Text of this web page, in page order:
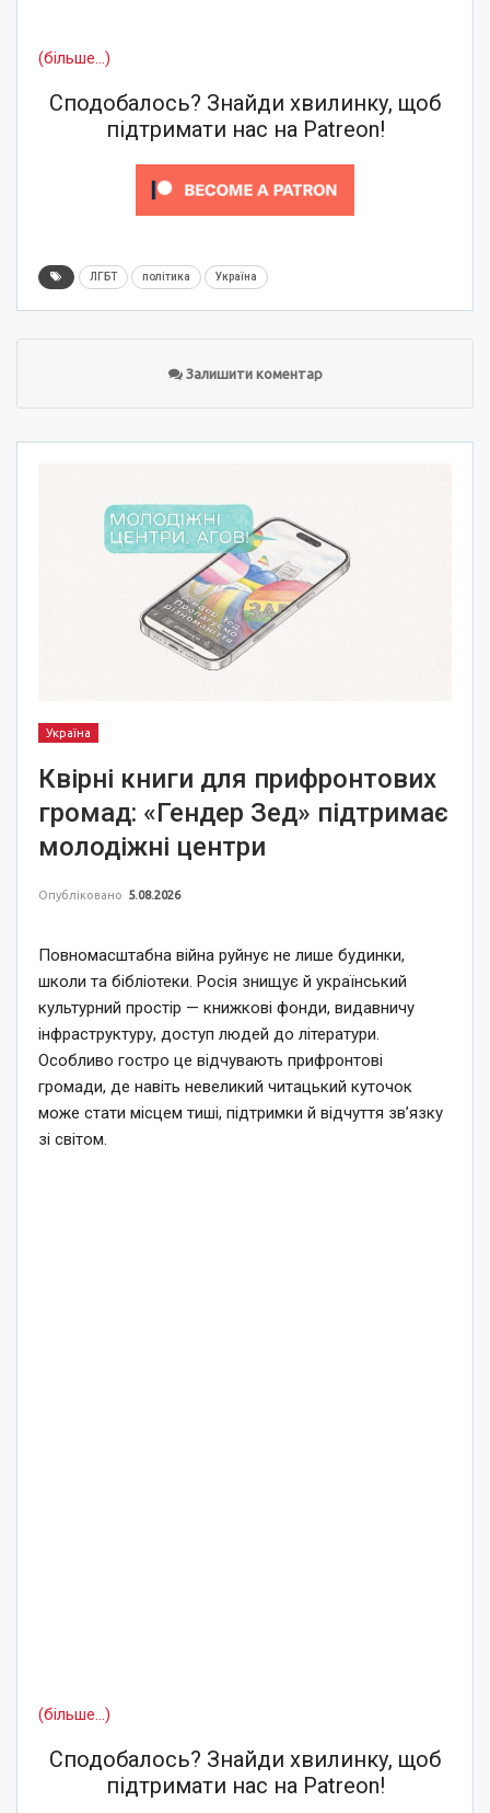
(більше…)
Сподобалось? Знайди хвилинку, щоб
підтримати нас на Patreon!
ЛГБТ політика Україна
Залишити коментар
Україна
Квірні книги для прифронтових
громад: «Гендер Зед» підтримає
молодіжні центри
Опубліковано 5.08.2026
Повномасштабна війна руйнує не лише будинки,
школи та бібліотеки. Росія знищує й український
культурний простір — книжкові фонди, видавничу
інфраструктуру, доступ людей до літератури.
Особливо гостро це відчувають прифронтові
громади, де навіть невеликий читацький куточок
може стати місцем тиші, підтримки й відчуття зв’язку
зі світом.
(більше…)
Сподобалось? Знайди хвилинку, щоб
підтримати нас на Patreon!